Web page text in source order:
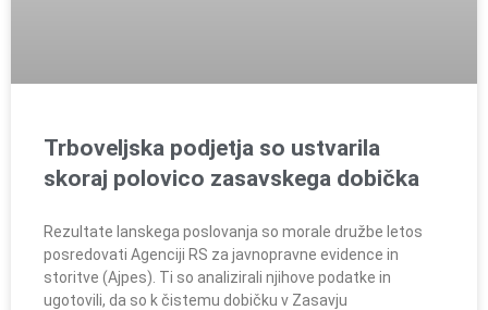
Trboveljska podjetja so ustvarila
skoraj polovico zasavskega dobička
Rezultate lanskega poslovanja so morale družbe letos
posredovati Agenciji RS za javnopravne evidence in
storitve (Ajpes). Ti so analizirali njihove podatke in
ugotovili, da so k čistemu dobičku v Zasavju